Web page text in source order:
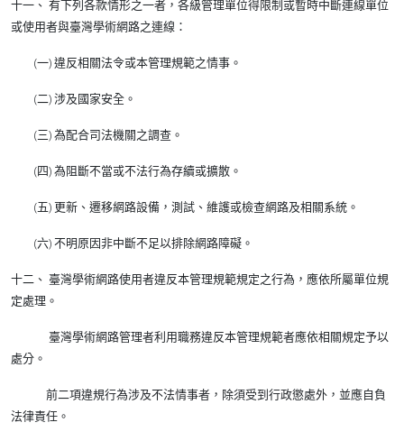
十一、 有下列各款情形之一者，各級管理單位得限制或暫時中斷連線單位
或使用者與臺灣學術網路之連線：
(一) 違反相關法令或本管理規範之情事。
(二) 涉及國家安全。
(三) 為配合司法機關之調查。
(四) 為阻斷不當或不法行為存續或擴散。
(五) 更新、遷移網路設備，測試、維護或檢查網路及相關系統。
(六) 不明原因非中斷不足以排除網路障礙。
十二、 臺灣學術網路使用者違反本管理規範規定之行為，應依所屬單位規
定處理。
臺灣學術網路管理者利用職務違反本管理規範者應依相關規定予以
處分。
前二項違規行為涉及不法情事者，除須受到行政懲處外，並應自負
法律責任。